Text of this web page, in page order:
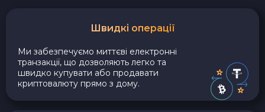
Швидкі операції
Ми забезпечуємо миттєві електронні
транзакції, що дозволяють легко та
швидко купувати або продавати
криптовалюту прямо з дому.